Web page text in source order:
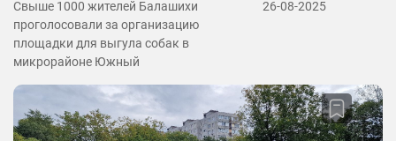
Свыше 1000 жителей Балашихи
проголосовали за организацию
площадки для выгула собак в
микрорайоне Южный
26-08-2025